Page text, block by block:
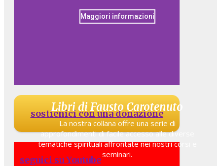
Maggiori informazioni
Libri di Fausto Carotenuto
La nostra collana offre una serie di
approfondimenti di facile accesso alle diverse
tematiche spirituali affrontate nei nostri corsi e
seminari.
sostienici con una donazione
seguici su Youtube